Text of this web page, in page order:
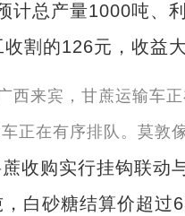
计总产量1000吨、
割的126元，收益大
正在有序排队。莫敦
购实行挂钩联动
白砂糖结算价超过